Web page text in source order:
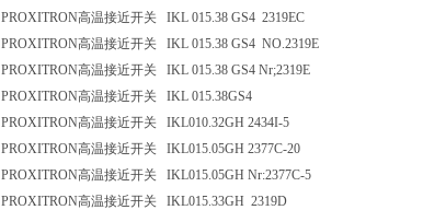
PROXITRON高温接近开关 IKL 015.38 GS4 2319EC
PROXITRON高温接近开关 IKL 015.38 GS4 NO.2319E
PROXITRON高温接近开关 IKL 015.38 GS4 Nr;2319E
PROXITRON高温接近开关 IKL 015.38GS4
PROXITRON高温接近开关 IKL010.32GH 2434I-5
PROXITRON高温接近开关 IKL015.05GH 2377C-20
PROXITRON高温接近开关 IKL015.05GH Nr:2377C-5
PROXITRON高温接近开关 IKL015.33GH 2319D